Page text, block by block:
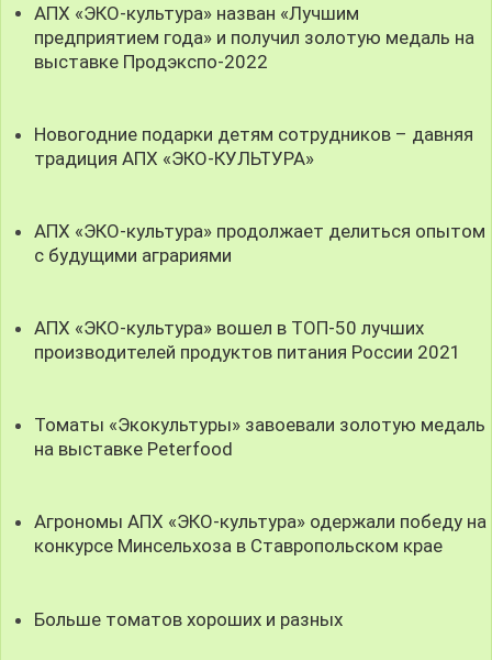
АПХ «ЭКО-культура» назван «Лучшим
предприятием года» и получил золотую медаль на
выставке Продэкспо-2022
Новогодние подарки детям сотрудников – давняя
традиция АПХ «ЭКО-КУЛЬТУРА»
АПХ «ЭКО-культура» продолжает делиться опытом
с будущими аграриями
АПХ «ЭКО-культура» вошел в ТОП-50 лучших
производителей продуктов питания России 2021
Томаты «Экокультуры» завоевали золотую медаль
на выставке Peterfood
Агрономы АПХ «ЭКО-культура» одержали победу на
конкурсе Минсельхоза в Ставропольском крае
Больше томатов хороших и разных